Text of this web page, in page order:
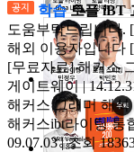
학습토플 iBT
도움부탁드립니다.
해외 이용자입니다
[무료자료] 해커스
게이트웨이 |
해커스 그래머 해석
해커스ibt라이팅 통
09.07.03 | 조회